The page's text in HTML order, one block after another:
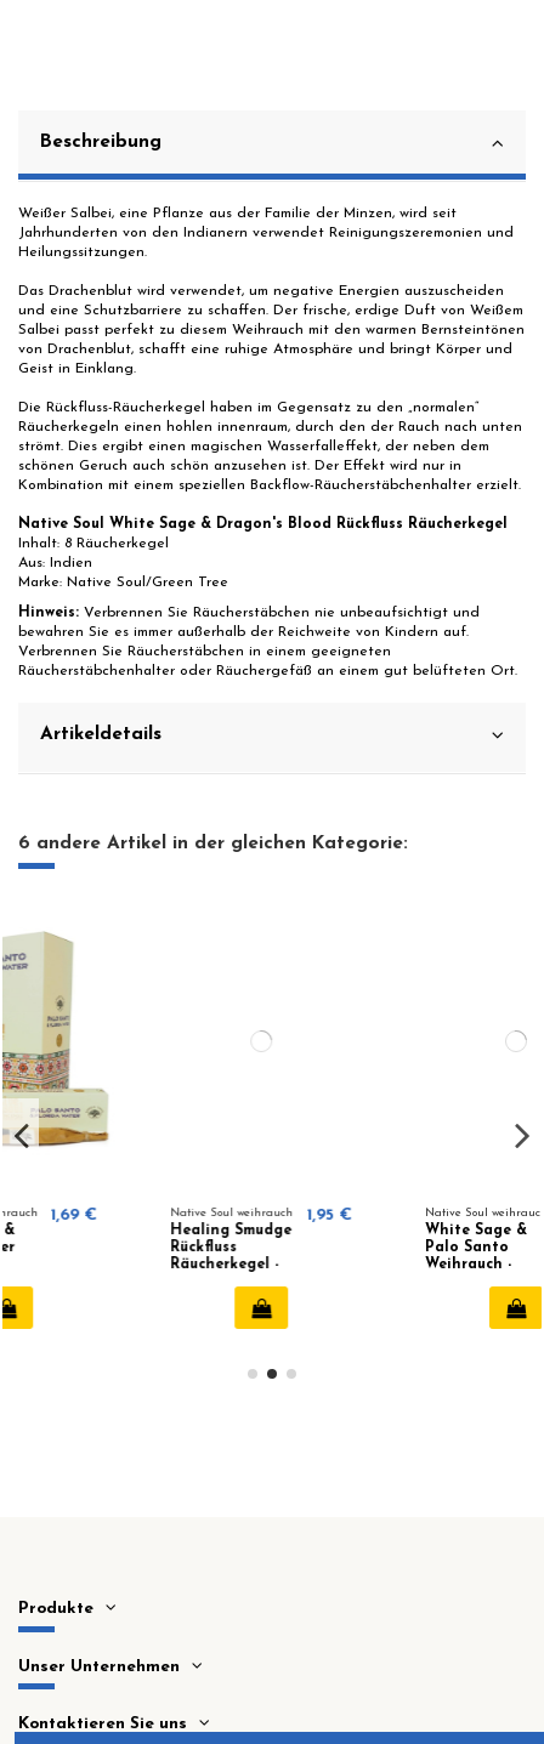
Beschreibung
Weißer Salbei, eine Pflanze aus der Familie der Minzen, wird seit
Jahrhunderten von den Indianern verwendet Reinigungszeremonien und
Heilungssitzungen.
Das Drachenblut wird verwendet, um negative Energien auszuscheiden
und eine Schutzbarriere zu schaffen. Der frische, erdige Duft von Weißem
Salbei passt perfekt zu diesem Weihrauch mit den warmen Bernsteintönen
von Drachenblut, schafft eine ruhige Atmosphäre und bringt Körper und
Geist in Einklang.
Die Rückfluss-Räucherkegel haben im Gegensatz zu den „normalen“
Räucherkegeln einen hohlen innenraum, durch den der Rauch nach unten
strömt. Dies ergibt einen magischen Wasserfalleffekt, der neben dem
schönen Geruch auch schön anzusehen ist. Der Effekt wird nur in
Kombination mit einem speziellen Backflow-Räucherstäbchenhalter erzielt.
Native Soul White Sage & Dragon's Blood Rückfluss Räucherkegel
Inhalt: 8 Räucherkegel
Aus: Indien
Marke: Native Soul/Green Tree
Hinweis: Verbrennen Sie Räucherstäbchen nie unbeaufsichtigt und
bewahren Sie es immer außerhalb der Reichweite von Kindern auf.
Verbrennen Sie Räucherstäbchen in einem geeigneten
Räucherstäbchenhalter oder Räuchergefäß an einem gut belüfteten Ort.
Artikeldetails
6 andere Artikel in der gleichen Kategorie:
Native Soul weihrauch
Healing Smudge
1,95 € Native Soul weihrauch 1,69 €
Produkte
Unser Unternehmen
Kontaktieren Sie uns